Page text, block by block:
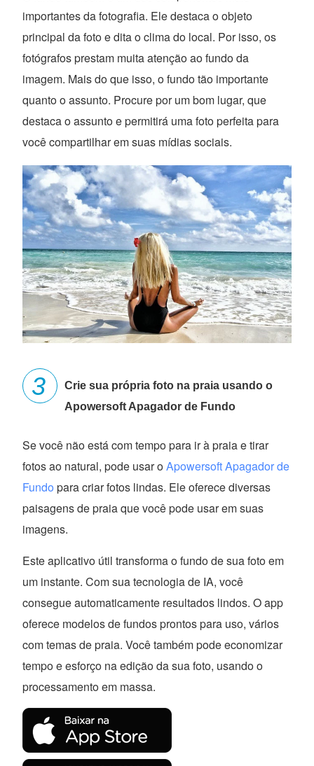
importantes da fotografia. Ele destaca o objeto
principal da foto e dita o clima do local. Por isso, os
fotógrafos prestam muita atenção ao fundo da
imagem. Mais do que isso, o fundo tão importante
quanto o assunto. Procure por um bom lugar, que
destaca o assunto e permitirá uma foto perfeita para
você compartilhar em suas mídias sociais.
Crie sua própria foto na praia usando o
Apowersoft Apagador de Fundo
Se você não está com tempo para ir à praia e tirar
fotos ao natural, pode usar oApowersoft Apagador de
Fundo para criar fotos lindas. Ele oferece diversas
paisagens de praia que você pode usar em suas
imagens.
Este aplicativo útil transforma o fundo de sua foto em
um instante. Com sua tecnologia de IA, você
consegue automaticamente resultados lindos. O app
oferece modelos de fundos prontos para uso, vários
com temas de praia. Você também pode economizar
tempo e esforço na edição da sua foto, usando o
processamento em massa.